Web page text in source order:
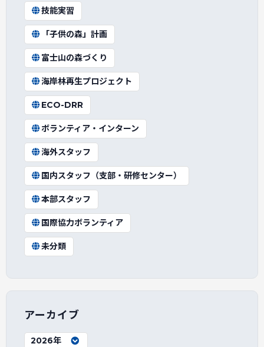
技能実習
「子供の森」計画
富士山の森づくり
海岸林再生プロジェクト
ECO-DRR
ボランティア・インターン
海外スタッフ
国内スタッフ（支部・研修センター）
本部スタッフ
国際協力ボランティア
未分類
アーカイブ
2026年